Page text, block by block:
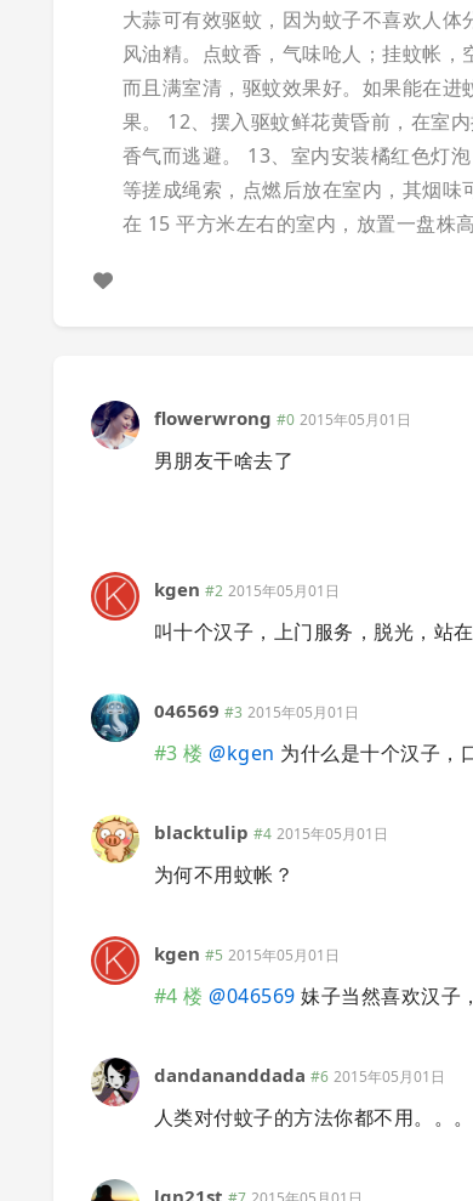
大蒜可有效驱蚊，因为蚊子不喜欢人体
风油精。点蚊香，气味呛人；挂蚊帐
而且满室清，驱蚊效果好。如果能在
果。
12、摆入驱蚊鲜花黄昏前，在室
香气而逃避。
13、室内安装橘红色灯
等搓成绳索，点燃后放在室内，其烟味
在 15 平方米左右的室内，放置一盘株
flowerwrong #0 2015年05月01日
男朋友干啥去了
kgen #2 2015年05月01日
叫十个汉子，上门服务，脱光，站
046569 #3 2015年05月01日
#3 楼 @kgen 为什么是十个汉子，
blacktulip #4 2015年05月01日
为何不用蚊帐？
kgen #5 2015年05月01日
#4 楼 @046569 妹子当然喜欢汉子
dandananddada #6 2015年05月01日
人类对付蚊子的方法你都不用。。
lgn21st